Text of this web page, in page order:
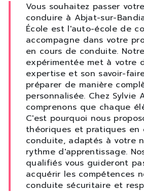
Vous souhaitez passer
conduire à Abjat-sur-
École est l'auto-école de
accompagne dans votre
en cours de conduite.
expérimentée met à votre
expertise et son savoir-
préparer de manière
personnalisée. Chez Sylvie
comprenons que chaque
C'est pourquoi nous
théoriques et pratiques en
conduite, adaptés à votre
rythme d'apprentissage.
qualifiés vous guideront
acquérir les compétences
conduite sécuritaire et